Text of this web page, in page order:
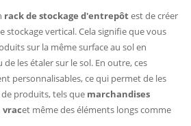
rack de stockage d'entrepôtest de créer
stockage vertical. Cela signifie que vous
sur la même surface au sol en
les étaler sur le sol. En outre, ces
personnalisables, ce qui permet de les
produits, tels que marchandises
vracet même des éléments longs comme